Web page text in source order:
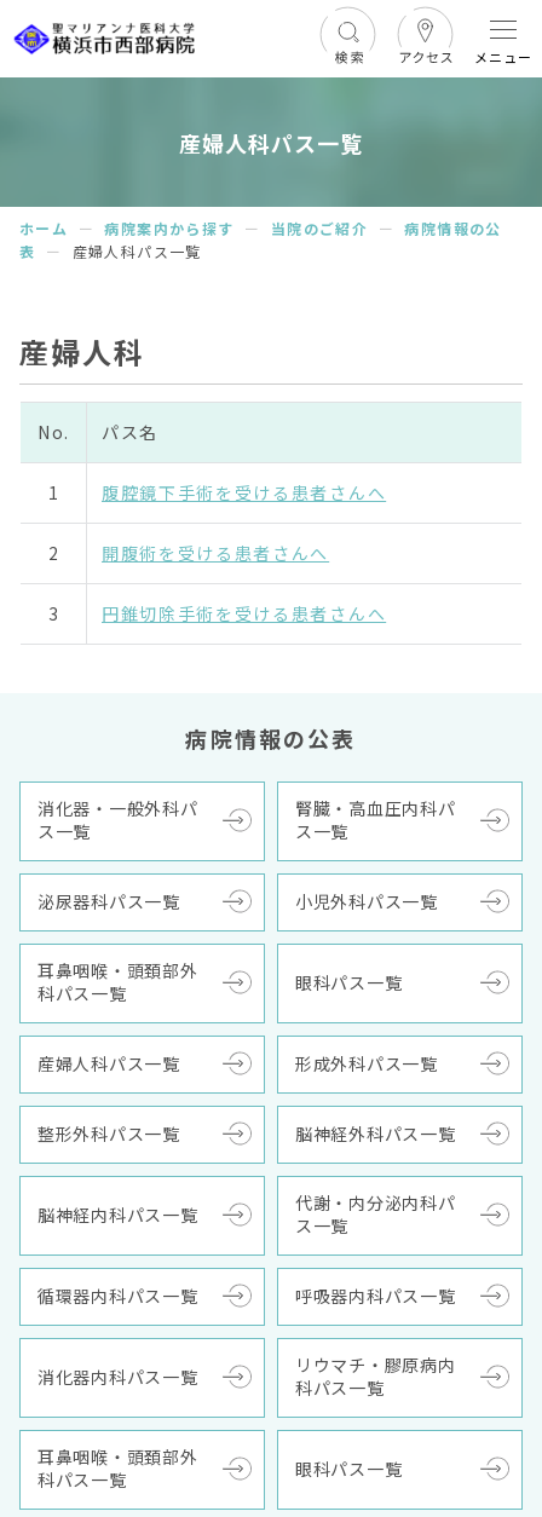
メニュー
産婦人科パス一覧
ホーム ー 病院案内から探す ー 当院のご紹介 ー
病院情報の公
表
ー 産婦人科パス一覧
産婦人科
No. パス名
1 腹腔鏡下手術を受ける患者さんへ
2 開腹術を受ける患者さんへ
3 円錐切除手術を受ける患者さんへ
病院情報の公表
消化器・一般外科パ
ス一覧
腎臓・高血圧内科パ
ス一覧
泌尿器科パス一覧 小児外科パス一覧
耳鼻咽喉・頭頚部外
科パス一覧
眼科パス一覧
産婦人科パス一覧 形成外科パス一覧
整形外科パス一覧 脳神経外科パス一覧
脳神経内科パス一覧
代謝・内分泌内科パ
ス一覧
循環器内科パス一覧 呼吸器内科パス一覧
消化器内科パス一覧
リウマチ・膠原病内
科パス一覧
耳鼻咽喉・頭頚部外
科パス一覧
眼科パス一覧